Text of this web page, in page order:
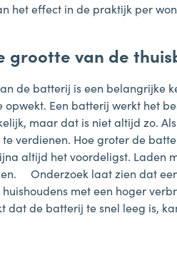
het effect in de praktijk per
grootte van de
de batterij is een belangrijke
opwekt. Een batterij werkt het
maar dat is niet altijd zo.
te verdienen. Hoe groter de
altijd het voordeligst. Laden
Onderzoek laat zien dat
huishoudens met een hoger
dat de batterij te snel leeg is,